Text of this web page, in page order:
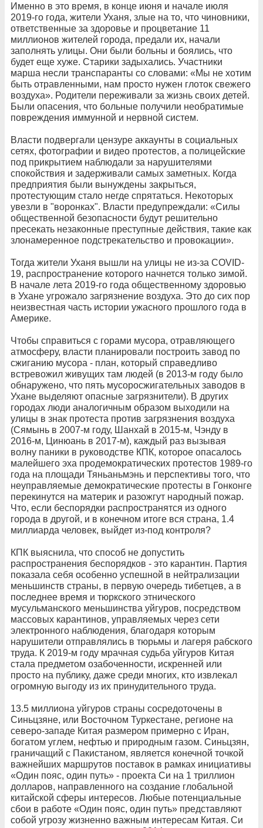
Именно в это время, в конце июня и начале июля
2019-го года, жители Уханя, злые на то, что чиновники,
ответственные за здоровье и процветание 11
миллионов жителей города, предали их, начали
заполнять улицы. Они были больны и боялись, что
будет еще хуже. Старики задыхались. Участники
марша несли транспаранты со словами: «Мы не хотим
быть отравленными, нам просто нужен глоток свежего
воздуха». Родители переживали за жизнь своих детей.
Были опасения, что больные получили необратимые
повреждения иммунной и нервной систем.
Власти подвергали цензуре аккаунты в социальных
сетях, фотографии и видео протестов, а полицейские
под прикрытием наблюдали за нарушителями
спокойствия и задерживали самых заметных. Когда
предприятия были вынуждены закрыться,
протестующим стало негде спрятаться. Некоторых
увезли в "воронках". Власти предупреждали: «Силы
общественной безопасности будут решительно
пресекать незаконные преступные действия, такие как
злонамеренное подстрекательство и провокации».
Тогда жители Уханя вышли на улицы не из-за COVID-
19, распространение которого начнется только зимой.
В начале лета 2019-го года общественному здоровью
в Ухане угрожало загрязнение воздуха. Это до сих пор
неизвестная часть истории ужасного прошлого года в
Америке.
Чтобы справиться с горами мусора, отравляющего
атмосферу, власти планировали построить завод по
сжиганию мусора - план, который справедливо
встревожил живущих там людей (в 2013-м году было
обнаружено, что пять мусоросжигательных заводов в
Ухане выделяют опасные загрязнители). В других
городах люди аналогичным образом выходили на
улицы в знак протеста против загрязнения воздуха
(Сямынь в 2007-м году, Шанхай в 2015-м, Чэнду в
2016-м, Цинюань в 2017-м), каждый раз вызывая
волну паники в руководстве КПК, которое опасалось
малейшего эха продемократических протестов 1989-го
года на площади Тяньаньмэнь и перспективы того, что
неуправляемые демократические протесты в Гонконге
перекинутся на материк и разожгут народный пожар.
Что, если беспорядки распространятся из одного
города в другой, и в конечном итоге вся страна, 1.4
миллиарда человек, выйдет из-под контроля?
КПК выяснила, что способ не допустить
распространения беспорядков - это карантин. Партия
показала себя особенно успешной в нейтрализации
меньшинств страны, в первую очередь тибетцев, а в
последнее время и тюркского этнического
мусульманского меньшинства уйгуров, посредством
массовых карантинов, управляемых через сети
электронного наблюдения, благодаря которым
нарушители отправлялись в тюрьмы и лагеря рабского
труда. К 2019-м году мрачная судьба уйгуров Китая
стала предметом озабоченности, искренней или
просто на публику, даже среди многих, кто извлекал
огромную выгоду из их принудительного труда.
13.5 миллиона уйгуров страны сосредоточены в
Синьцзяне, или Восточном Туркестане, регионе на
северо-западе Китая размером примерно с Иран,
богатом углем, нефтью и природным газом. Синьцзян,
граничащий с Пакистаном, является конечной точкой
важнейших маршрутов поставок в рамках инициативы
«Один пояс, один путь» - проекта Си на 1 триллион
долларов, направленного на создание глобальной
китайской сферы интересов. Любые потенциальные
сбои в работе «Один пояс, один путь» представляют
собой угрозу жизненно важным интересам Китая. Си